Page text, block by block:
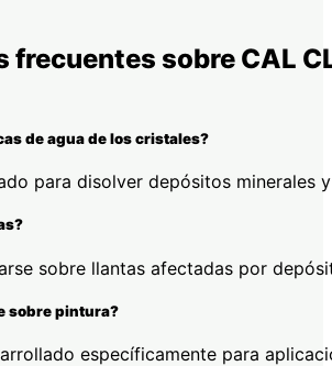
frecuentes sobre CAL
de agua de los cristales?
para disolver depósitos
sobre llantas afectadas por
sobre pintura?
específicamente para